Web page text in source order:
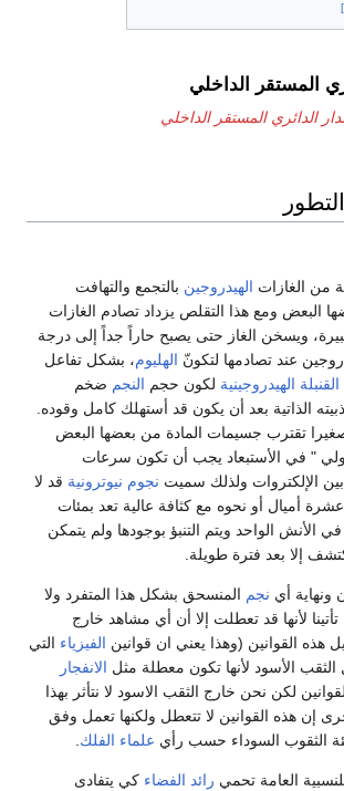
المستقر الداخلي
الدائري المستقر الداخلي
من الغازات الهيدروجين بالتجمع والتهافت
البعض ومع هذا التقلص يزداد تصادم الغازات
ويسخن الغاز حتى يصبح حاراً جداً إلى درجة
عند تصادمها لتكونّ الهليوم، بشكل تفاعل
القنبلة الهيدروجينية لكون حجم النجم ضخم
الذاتية بعد أن يكون قد أستهلك كامل وقوده.
تقترب جسيمات المادة من بعضها البعض
" في الأستبعاد يجب أن تكون سرعات
الإلكتروات ولذلك سميت نجوم نيوترونية قد لا
أميال أو نحوه مع كثافة عالية تعد بمئات
الأنش الواحد ويتم التنبؤ بوجودها ولم يتمكن
إلا بعد فترة طويلة.
ونهاية أي نجم المنسحق بشكل هذا المتفرد ولا
لأنها قد تعطلت إلا أن أي مشاهد خارج
هذه القوانين (وهذا يعني ان قوانين الفيزياء التي
الثقب الأسود لأنها تكون معطلة مثل الانفجار
لكن نحن خارج الثقب الاسود لا نتأثر بهذا
إن هذه القوانين لا تتعطل ولكنها تعمل وفق
الثقوب السوداء حسب رأي علماء الفلك
العامة تحمي رائد الفضاء كي يتفادى